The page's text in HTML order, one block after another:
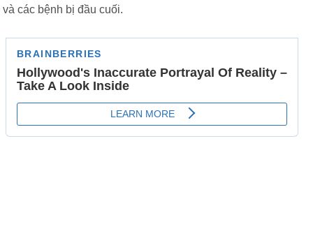
và các bệnh bị đầu cuối.